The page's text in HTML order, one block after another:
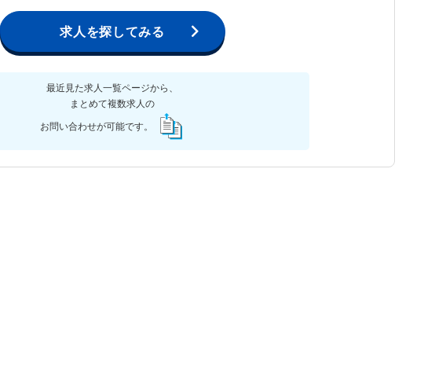
求人を探してみる
最近見た求人一覧ページから、
まとめて複数求人の
お問い合わせが可能です。